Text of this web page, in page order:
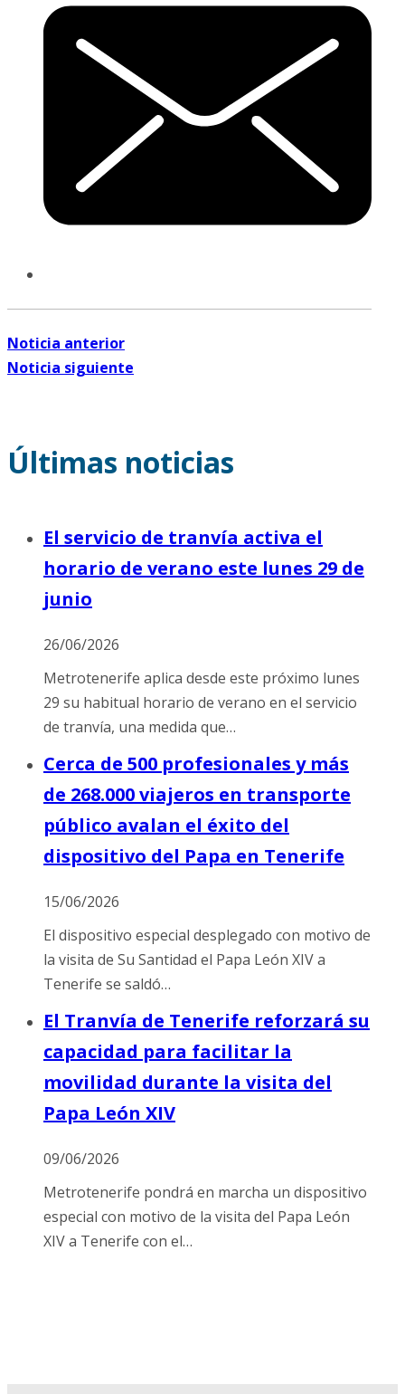
Noticia anterior
Noticia siguiente
Últimas noticias
El servicio de tranvía activa el
horario de verano este lunes 29 de
junio
26/06/2026
Metrotenerife aplica desde este próximo lunes
29 su habitual horario de verano en el servicio
de tranvía, una medida que…
Cerca de 500 profesionales y más
de 268.000 viajeros en transporte
público avalan el éxito del
dispositivo del Papa en Tenerife
15/06/2026
El dispositivo especial desplegado con motivo de
la visita de Su Santidad el Papa León XIV a
Tenerife se saldó…
El Tranvía de Tenerife reforzará su
capacidad para facilitar la
movilidad durante la visita del
Papa León XIV
09/06/2026
Metrotenerife pondrá en marcha un dispositivo
especial con motivo de la visita del Papa León
XIV a Tenerife con el…